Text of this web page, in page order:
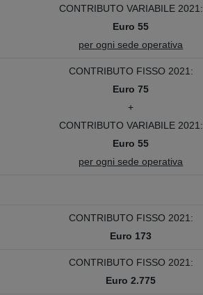
CONTRIBUTO VARIABILE 2021:
Euro 55
per ogni sede operativa
CONTRIBUTO FISSO 2021:
Euro 75
+
CONTRIBUTO VARIABILE 2021:
Euro 55
per ogni sede operativa
CONTRIBUTO FISSO 2021:
Euro 173
CONTRIBUTO FISSO 2021:
Euro 2.775